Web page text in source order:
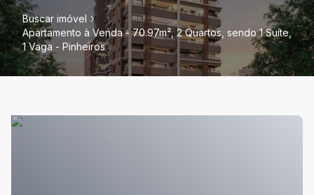
Buscar imóvel
Apartamento à Venda - 70.97m², 2 Quartos, sendo 1 Suíte,
1 Vaga - Pinheiros